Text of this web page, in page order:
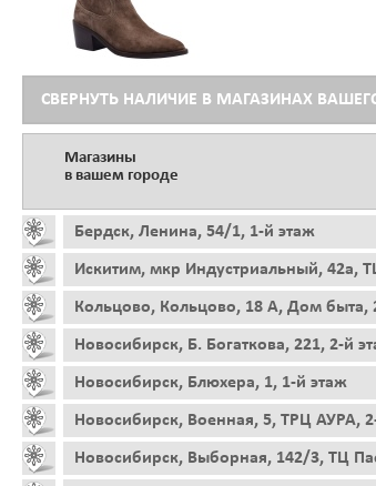
СВЕРНУТЬ НАЛИЧИЕ В МАГАЗИНАХ
Магазины
в вашем городе
Бердск, Ленина, 54/1, 1-й этаж
Искитим, мкр Индустриальный, 42а,
Кольцово, Кольцово, 18 А, Дом быта,
Новосибирск, Б. Богаткова, 221, 2-й
Новосибирск, Блюхера, 1, 1-й этаж
Новосибирск, Военная, 5, ТРЦ АУРА,
Новосибирск, Выборная, 142/3, ТЦ